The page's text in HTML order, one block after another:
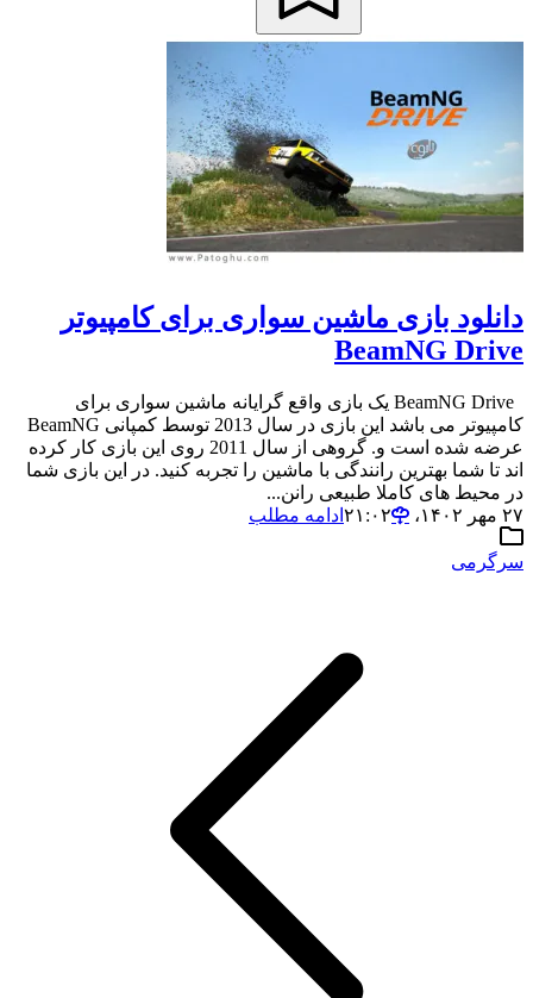
دانلود بازی ماشین سواری برای کامپیوتر
BeamNG Drive
BeamNG Drive یک بازی واقع گرایانه ماشین سواری برای
کامپیوتر می باشد این بازی در سال 2013 توسط کمپانی BeamNG
عرضه شده است و. گروهی از سال 2011 روی این بازی کار کرده
اند تا شما بهترین رانندگی با ماشین را تجربه کنید. در این بازی شما
در محیط های کاملا طبیعی رانن...
۲۷ مهر ۱۴۰۲،‏ ۲۱:۰۲
ادامه مطلب
سرگرمی